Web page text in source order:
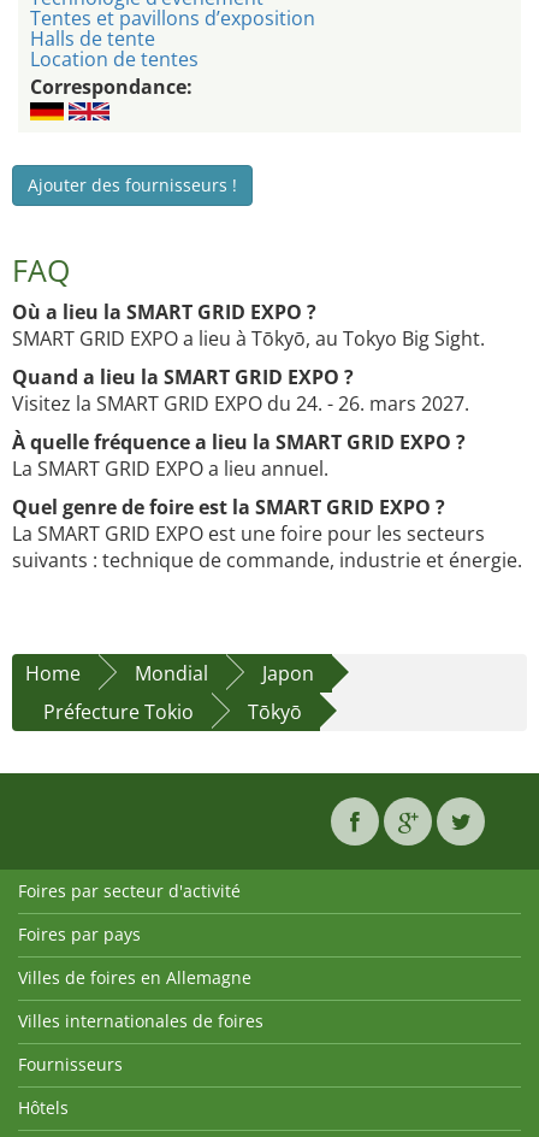
Tentes et pavillons d’exposition
Halls de tente
Location de tentes
Correspondance:
Ajouter des fournisseurs !
FAQ
Où a lieu la SMART GRID EXPO ?
SMART GRID EXPO a lieu à Tōkyō, au Tokyo Big Sight.
Quand a lieu la SMART GRID EXPO ?
Visitez la SMART GRID EXPO du 24. - 26. mars 2027.
À quelle fréquence a lieu la SMART GRID EXPO ?
La SMART GRID EXPO a lieu annuel.
Quel genre de foire est la SMART GRID EXPO ?
La SMART GRID EXPO est une foire pour les secteurs
suivants : technique de commande, industrie et énergie.
Home Mondial
Japon
Préfecture Tokio
Tōkyō
Foires par secteur d'activité
Foires par pays
Villes de foires en Allemagne
Villes internationales de foires
Fournisseurs
Hôtels